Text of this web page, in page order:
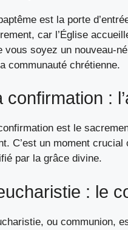
est la porte
car l’Église
vous soyez un nouveau-
communauté chrétienne.
confirmation :
est le
C’est un moment
par la grâce divine.
: le
ou communion,